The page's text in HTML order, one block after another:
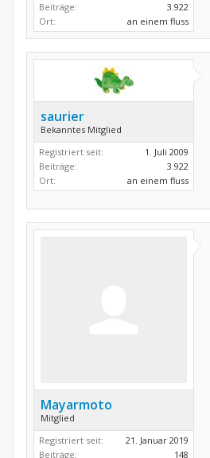
Beiträge:
3.922
Ort:
an einem fluss
saurier
Bekanntes Mitglied
Registriert seit:
1. Juli 2009
Beiträge:
3.922
Ort:
an einem fluss
Mayarmoto
Mitglied
Registriert seit:
21. Januar 2019
Beiträge:
148